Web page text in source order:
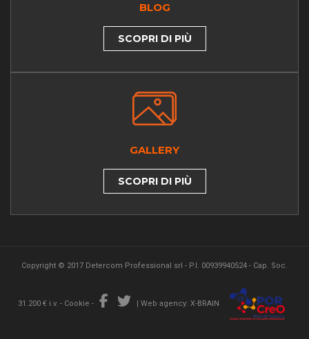
BLOG
SCOPRI DI PIÙ
GALLERY
SCOPRI DI PIÙ
Copyright © 2017 Detercom Professional srl - P.I. 00939940524 - Cap. Soc.
31.200 € i.v. - Cookie - | Web agency: X-BRAIN